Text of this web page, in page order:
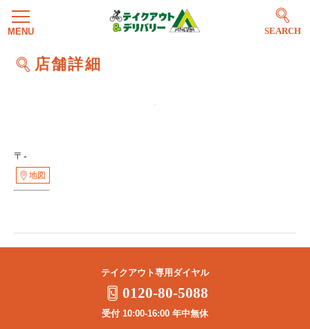
SEARCH
店舗詳細
〒-
地図
テイクアウト専用ダイヤル
0120-80-5088
受付 10:00-16:00 年中無休